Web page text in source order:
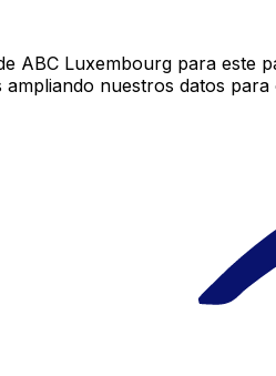
ABC Luxembourg para este
nuestros datos